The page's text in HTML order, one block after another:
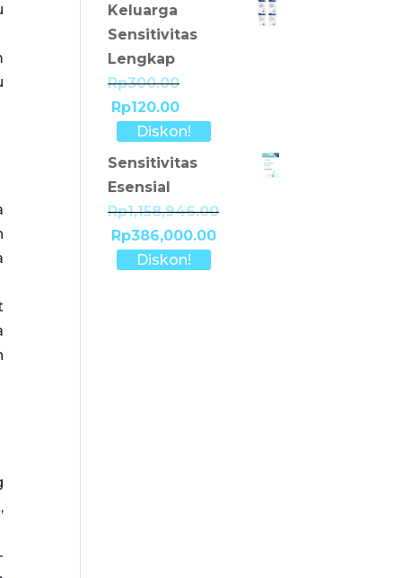
Keluarga
Sensitivitas
Lengkap
Rp300.00
Rp120.00
Diskon!
Sensitivitas
Esensial
Rp1,158,946.00
Rp386,000.00
Diskon!